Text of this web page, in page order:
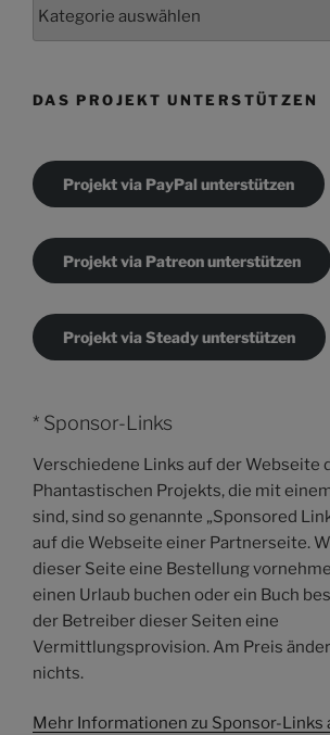
DAS PROJEKT UNTERSTÜTZEN
Projekt via PayPal unterstützen
Projekt via Patreon unterstützen
Projekt via Steady unterstützen
* Sponsor-Links
Verschiedene Links auf der Webseite
Phantastischen Projekts, die mit
sind, sind so genannte „Sponsored
auf die Webseite einer Partnerseite.
dieser Seite eine Bestellung
einen Urlaub buchen oder ein Buch
der Betreiber dieser Seiten eine
Vermittlungsprovision. Am Preis
nichts.
Mehr Informationen zu Sponsor-Links